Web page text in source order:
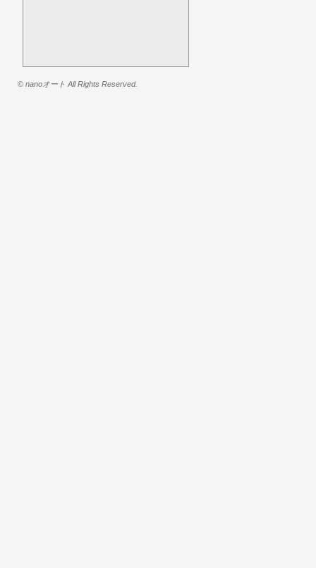
© nanoオート All Rights Reserved.